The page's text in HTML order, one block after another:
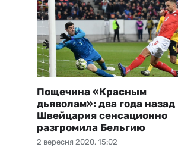
2 вересня 2020, 15:02
Пощечина «Красным
дьяволам»: два года назад
Швейцария сенсационно
разгромила Бельгию